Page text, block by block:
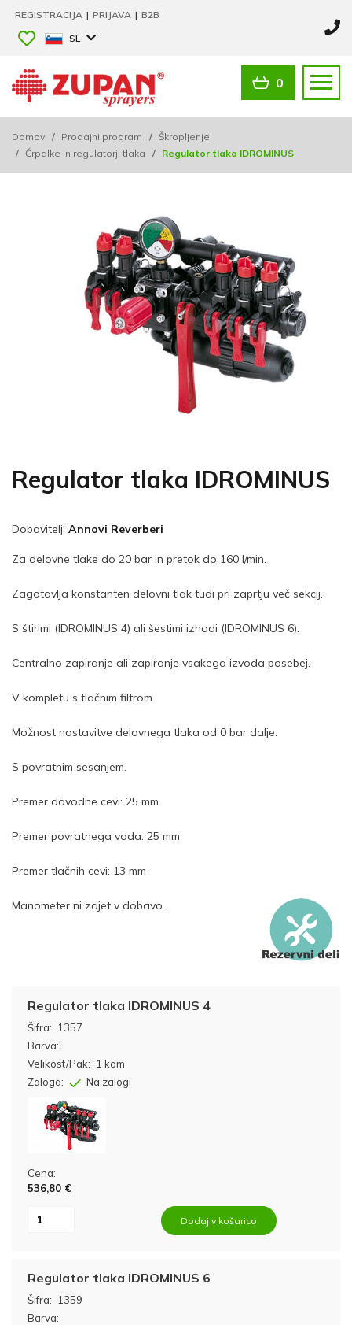
REGISTRACIJA | PRIJAVA | B2B
SL
0
Domov / Prodajni program / Škropljenje
/ Črpalke in regulatorji tlaka / Regulator tlaka IDROMINUS
Regulator tlaka IDROMINUS
Dobavitelj: Annovi Reverberi
Za delovne tlake do 20 bar in pretok do 160 l/min.
Zagotavlja konstanten delovni tlak tudi pri zaprtju več sekcij.
S štirimi (IDROMINUS 4) ali šestimi izhodi (IDROMINUS 6).
Centralno zapiranje ali zapiranje vsakega izvoda posebej.
V kompletu s tlačnim filtrom.
Možnost nastavitve delovnega tlaka od 0 bar dalje.
S povratnim sesanjem.
Premer dovodne cevi: 25 mm
Premer povratnega voda: 25 mm
Premer tlačnih cevi: 13 mm
Manometer ni zajet v dobavo.
Šifra: 1357
Regulator tlaka IDROMINUS 4
Barva:
Velikost/Pak:
1 kom
Zaloga:
Na zalogi
Cena:
536,80 €
Dodaj v košarico
Šifra: 1359
Regulator tlaka IDROMINUS 6
Barva: